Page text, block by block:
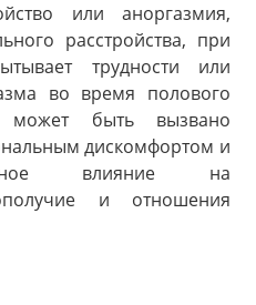
или аноргазмия,
расстройства, при
трудности или
во время полового
может быть вызвано
дискомфортом и
влияние на
и отношения